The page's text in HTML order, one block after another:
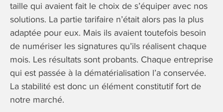
taille qui avaient fait le choix de s’équiper avec nos
solutions. La partie tarifaire n’était alors pas la plus
adaptée pour eux. Mais ils avaient toutefois besoin
de numériser les signatures qu’ils réalisent chaque
mois. Les résultats sont probants. Chaque entreprise
qui est passée à la dématérialisation l’a conservée.
La stabilité est donc un élément constitutif fort de
notre marché.